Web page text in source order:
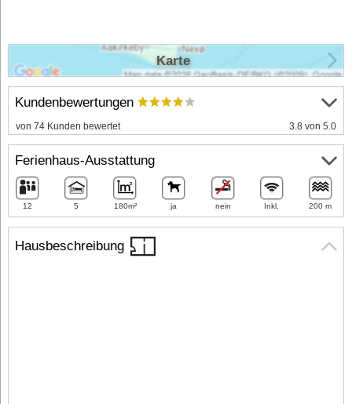
Hausbeschreibung
Kundenbewertungen
von 74 Kunden bewertet 3.8 von 5.0
Ferienhaus-Ausstattung
12 5 180m² ja nein Inkl. 200 m
Karte